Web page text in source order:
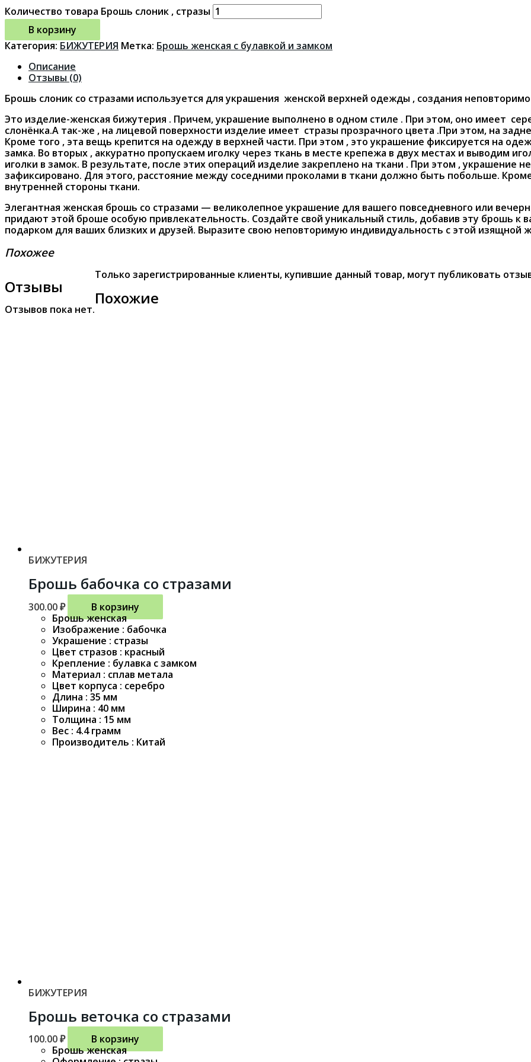
Количество товара Брошь слоник , стразы
В корзину
Категория: БИЖУТЕРИЯ Метка: Брошь женская с булавкой и замком
Описание
Отзывы (0)
Брошь слоник со стразами используется для украшения женской верхней одежды , создания
Это изделие-женская бижутерия . Причем, украшение выполнено в одном стиле . При этом, оно имеет
слонёнка.А так-же , на лицевой поверхности изделие имеет стразы прозрачного цвета .При этом, на
Кроме того , эта вещь крепится на одежду в верхней части. При этом , это украшение фиксируется на
замка. Во вторых , аккуратно пропускаем иголку через ткань в месте крепежа в двух местах и выводим
иголки в замок. В результате, после этих операций изделие закреплено на ткани . При этом ,
зафиксировано. Для этого, расстояние между соседними проколами в ткани должно быть побольше.
внутренней стороны ткани.
Элегантная женская брошь со стразами — великолепное украшение для вашего повседневного или
придают этой броше особую привлекательность. Создайте свой уникальный стиль, добавив эту брошь к
подарком для ваших близких и друзей. Выразите свою неповторимую индивидуальность с этой изящной
Похожее
Отзывы
Отзывов пока нет.
Только зарегистрированные клиенты, купившие данный товар, могут публиковать
Похожие
БИЖУТЕРИЯ
Брошь бабочка со стразами
300.00₽
В корзину
Брошь женская
Изображение : бабочка
Украшение : стразы
Цвет стразов : красный
Крепление : булавка с замком
Материал : сплав метала
Цвет корпуса : серебро
Длина : 35 мм
Ширина : 40 мм
Толщина : 15 мм
Вес : 4.4 грамм
Производитель : Китай
БИЖУТЕРИЯ
Брошь веточка со стразами
100.00₽
В корзину
Брошь женская